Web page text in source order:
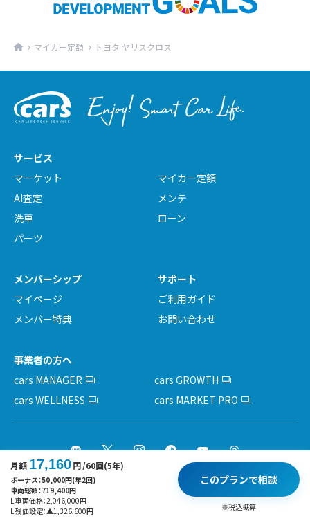
月額 17,160円/60回(5年)
ボーナス：50,000円(年2回)
車両総額：719,400円
L 車両価格：2,046,000円
L 残価設定：▲1,326,600円
このプランで相談
※税込概算
マイカー定額 トヨタ ヤリスクロス
サービス
マーケット
マイカー定額
AI査定
メンテ
洗車
ローン
パーツ
メンバーシップ
マイページ
メンバー特典
サポート
ご利用ガイド
お問い合わせ
事業者の方へ
cars MANAGER
cars GROWTH
cars WELLNESS
cars MARKET PRO
運営会社 採用情報 基本方針